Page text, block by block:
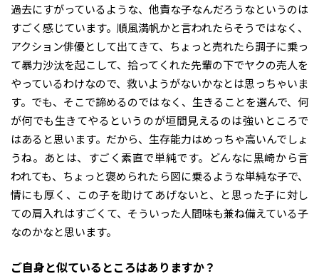
過去にすがっているような、他責な子なんだろうなというのは
すごく感じています。順風満帆かと言われたらそうではなく、
アクション俳優として出てきて、ちょっと売れたら調子に乗っ
て暴力沙汰を起こして、拾ってくれた先輩の下でヤクの売人を
やっているわけなので、救いようがないかなとは思っちゃいま
す。でも、そこで諦めるのではなく、生きることを選んで、何
が何でも生きてやるというのが垣間見えるのは強いところで
はあると思います。だから、生存能力はめっちゃ高いんでしょ
うね。あとは、すごく素直で単純です。どんなに黒崎から言
われても、ちょっと褒められたら図に乗るような単純な子で、
情にも厚く、この子を助けてあげないと、と思った子に対し
ての肩入れはすごくて、そういった人間味も兼ね備えている子
なのかなと思います。
――ご自身と似ているところはありますか？